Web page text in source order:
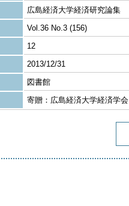
広島経済大学経済研究論集
Vol.36 No.3 (156)
12
2013/12/31
図書館
寄贈：広島経済大学経済学会